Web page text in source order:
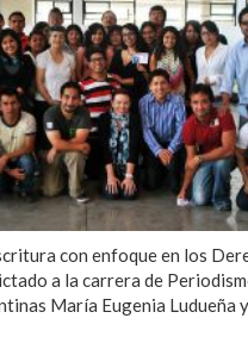
con enfoque en los
a la carrera de
María Eugenia Ludueña